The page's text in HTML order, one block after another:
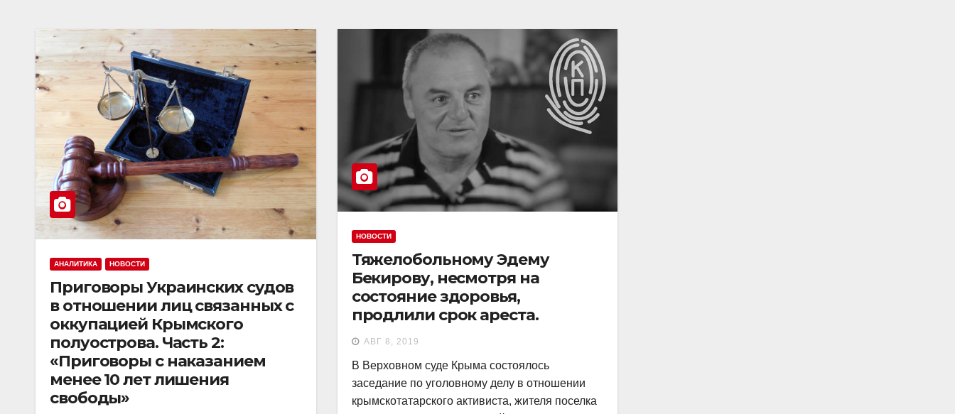
АНАЛИТИКА НОВОСТИ
Приговоры Украинских судов
в отношении лиц связанных с
оккупацией Крымского
полуострова. Часть 2:
«Приговоры с наказанием
менее 10 лет лишения
свободы»
НОВОСТИ
Тяжелобольному Эдему
Бекирову, несмотря на
состояние здоровья,
продлили срок ареста.
АВГ 8, 2019
В Верховном суде Крыма состоялось
заседание по уголовному делу в отношении
крымскотатарского активиста, жителя поселка